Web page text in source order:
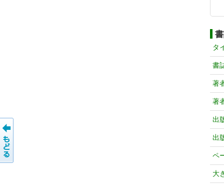
タ
書
著
著
出
出
ペ
大